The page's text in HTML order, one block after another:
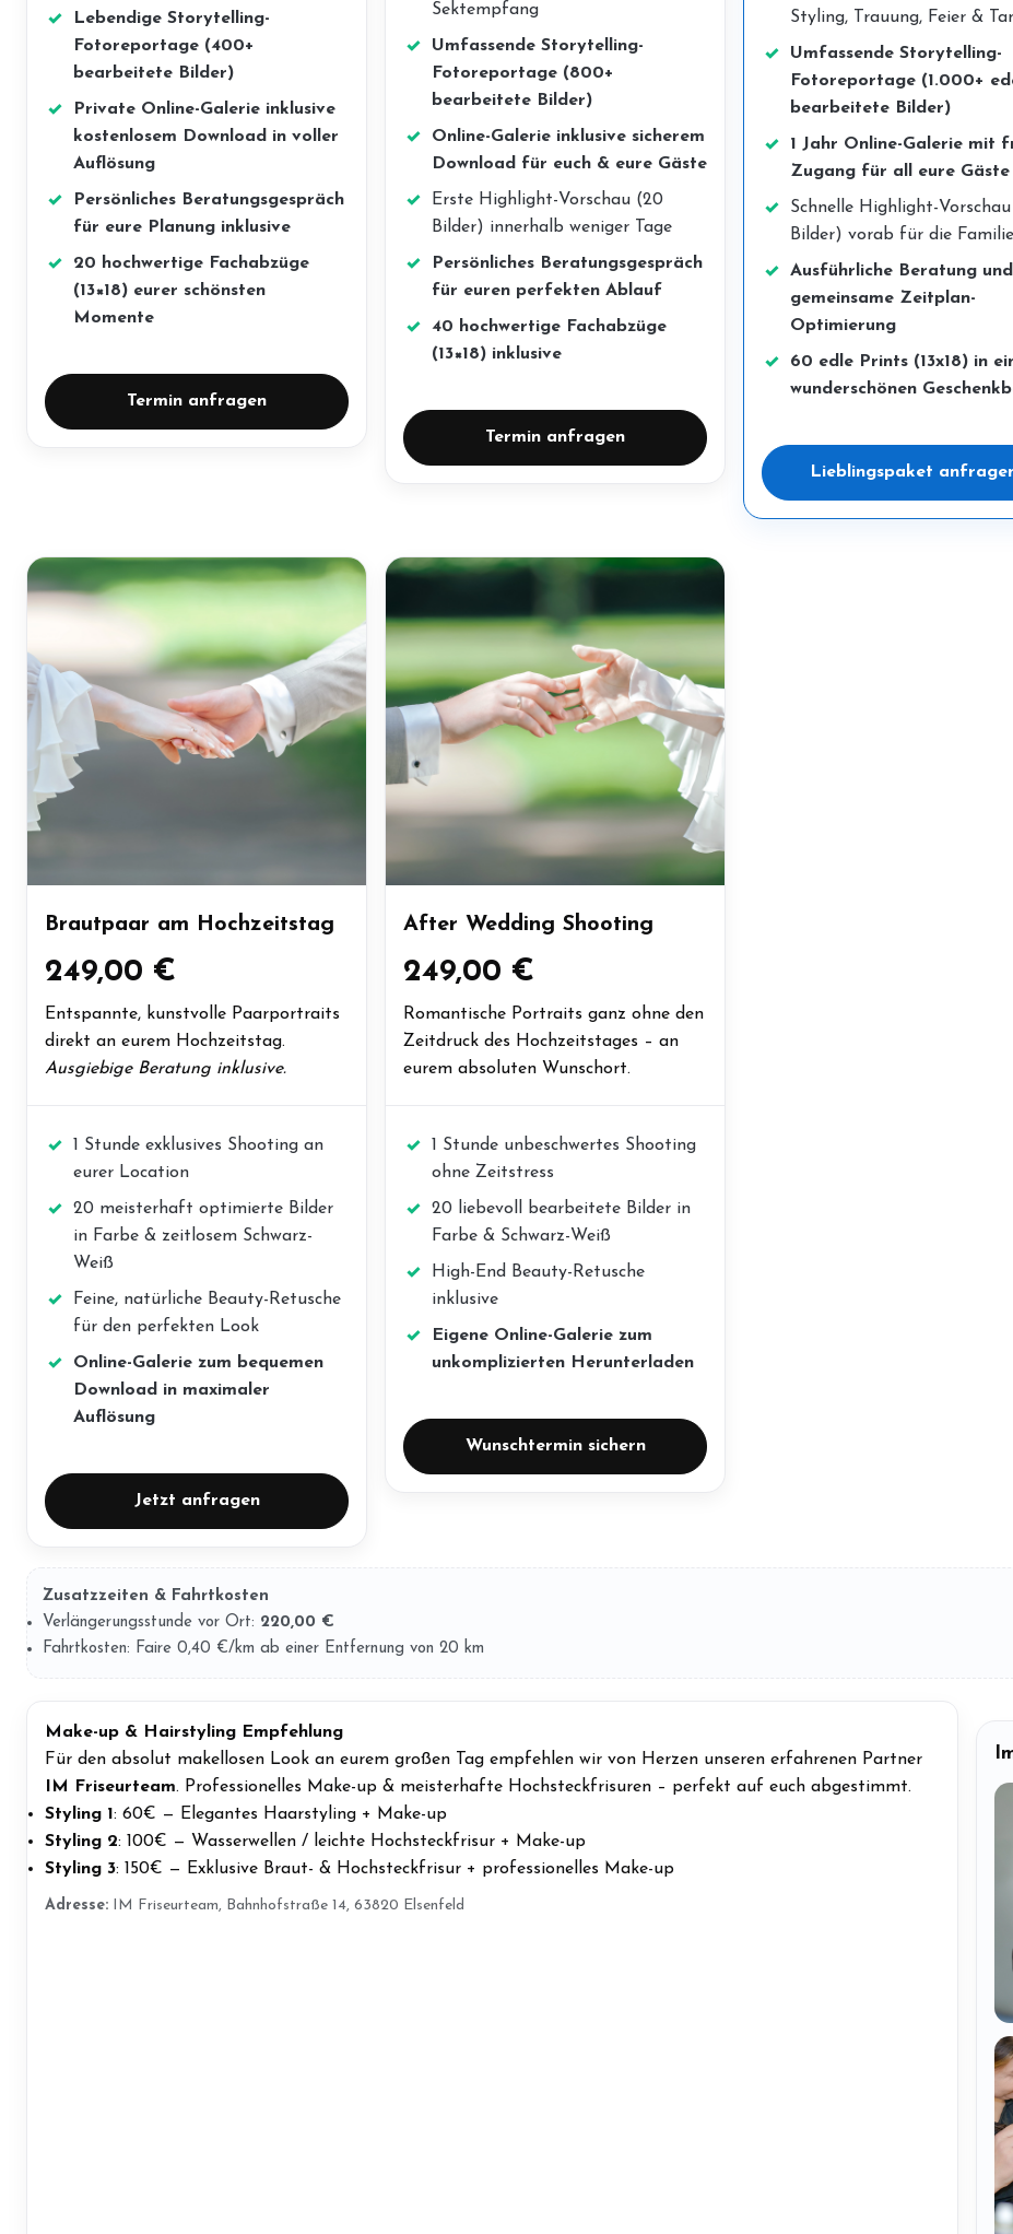
Lebendige Storytelling-
Fotoreportage (400+
bearbeitete Bilder)
Private Online-Galerie inklusive
kostenlosem Download in voller
Auflösung
Persönliches Beratungsgespräch
für eure Planung inklusive
20 hochwertige Fachabzüge
(13×18) eurer schönsten
Momente
Termin anfragen
Sektempfang
Umfassende Storytelling-
Fotoreportage (800+
bearbeitete Bilder)
Online-Galerie inklusive sicherem
Download für euch & eure Gäste
Erste Highlight-Vorschau (20
Bilder) innerhalb weniger Tage
Persönliches Beratungsgespräch
für euren perfekten Ablauf
40 hochwertige Fachabzüge
(13×18) inklusive
Termin anfragen
Styling, Trauung, Feier &
Umfassende Storytelling-
Fotoreportage (1.000+
bearbeitete Bilder)
1 Jahr Online-Galerie mit
Zugang für all eure Gäste
Schnelle Highlight-
Bilder) vorab für die Familie
Ausführliche Beratung und
gemeinsame Zeitplan-
Optimierung
60 edle Prints (13x18) in
wunderschönen
Lieblingspaket
Brautpaar am Hochzeitstag
249,00 €
Entspannte, kunstvolle Paarportraits
direkt an eurem Hochzeitstag.
Ausgiebige Beratung inklusive.
1 Stunde exklusives Shooting an
eurer Location
20 meisterhaft optimierte Bilder
in Farbe & zeitlosem Schwarz-
Weiß
Feine, natürliche Beauty-Retusche
für den perfekten Look
Online-Galerie zum bequemen
Download in maximaler
Auflösung
Jetzt anfragen
After Wedding Shooting
249,00 €
Romantische Portraits ganz ohne den
Zeitdruck des Hochzeitstages – an
eurem absoluten Wunschort.
1 Stunde unbeschwertes Shooting
ohne Zeitstress
20 liebevoll bearbeitete Bilder in
Farbe & Schwarz-Weiß
High-End Beauty-Retusche
inklusive
Eigene Online-Galerie zum
unkomplizierten Herunterladen
Wunschtermin sichern
Zusatzzeiten & Fahrtkosten
Verlängerungsstunde vor Ort: 220,00 €
Fahrtkosten: Faire 0,40 €/km ab einer Entfernung von 20 km
Make-up & Hairstyling Empfehlung
Für den absolut makellosen Look an eurem großen Tag empfehlen wir von Herzen unseren erfahrenen Partner
IM Friseurteam. Professionelles Make-up & meisterhafte Hochsteckfrisuren – perfekt auf euch abgestimmt.
Styling 1 : 60€ — Elegantes Haarstyling + Make-up
Styling 2: 100€ — Wasserwellen / leichte Hochsteckfrisur + Make-up
Styling 3: 150€ — Exklusive Braut- & Hochsteckfrisur + professionelles Make-up
Adresse: IM Friseurteam, Bahnhofstraße 14, 63820 Elsenfeld